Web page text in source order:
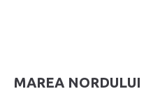
MAREA NORDULUI